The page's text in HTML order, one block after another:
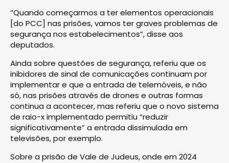
“Quando começarmos a ter elementos operacionais
[do PCC] nas prisões, vamos ter graves problemas de
segurança nos estabelecimentos”, disse aos
deputados.
Ainda sobre questões de segurança, referiu que os
inibidores de sinal de comunicações continuam por
implementar e que a entrada de telemóveis, e não
só, nas prisões através de drones e outras formas
continua a acontecer, mas referiu que o novo sistema
de raio-x implementado permitiu “reduzir
significativamente” a entrada dissimulada em
televisões, por exemplo.
Sobre a prisão de Vale de Judeus, onde em 2024